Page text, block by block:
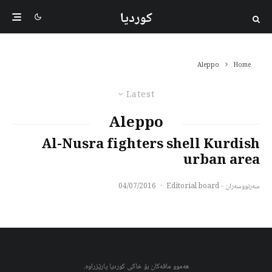
کوردیا
Home
Aleppo
Latest
Aleppo
Al-Nusra fighters shell Kurdish
urban area
سەرنووسەران - Editorial board ·
04/07/2016
هەموو مافەکان بۆ خاکی کوردیا پارێزراوە.